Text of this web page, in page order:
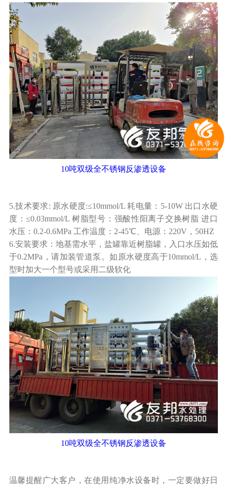
10吨双级全不锈钢反渗透设备
5.技术要求: 原水硬度:≤10mmol/L 耗电量：5-10W 出口水硬
度：≤0.03mmol/L 树脂型号：强酸性阳离子交换树脂 进口
水压：0.2-0.6MPa 工作温度：2-45℃、电源：220V，50HZ
6.安装要求：地基需水平，盐罐靠近树脂罐，入口水压如低
于0.2MPa，请加装管道泵。如原水硬度高于10mmol/L，选
型时加大一个型号或采用二级软化
10吨双级全不锈钢反渗透设备
温馨提醒广大客户，在使用纯净水设备时，一定要做好日